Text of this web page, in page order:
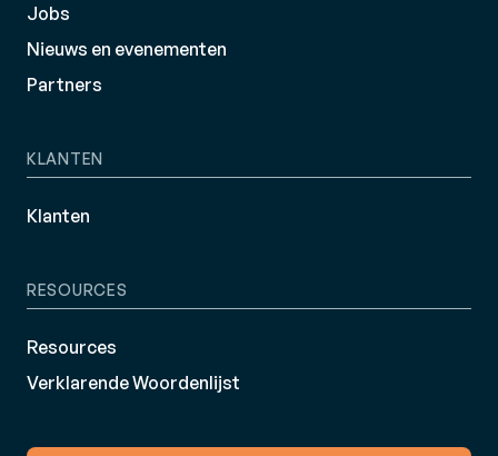
Jobs
Nieuws en evenementen
Partners
KLANTEN
Klanten
RESOURCES
Resources
Verklarende Woordenlijst